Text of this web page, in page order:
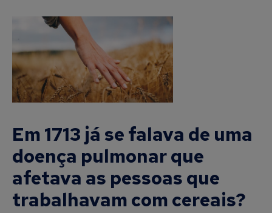
Em 1713 já se falava de uma
doença pulmonar que
afetava as pessoas que
trabalhavam com cereais?